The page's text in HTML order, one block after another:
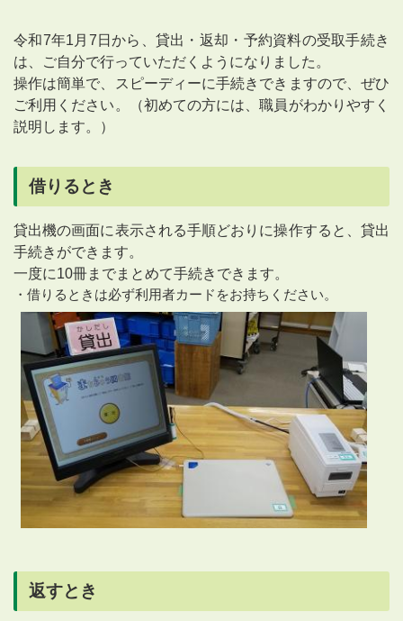
令和7年1月7日から、貸出・返却・予約資料の受取手続き
は、ご自分で行っていただくようになりました。
操作は簡単で、スピーディーに手続きできますので、ぜひ
ご利用ください。（初めての方には、職員がわかりやすく
説明します。）
借りるとき
貸出機の画面に表示される手順どおりに操作すると、貸出
手続きができます。
一度に10冊までまとめて手続きできます。
・借りるときは必ず利用者カードをお持ちください。
返すとき